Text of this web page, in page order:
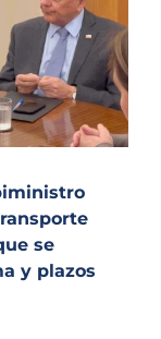
se
y plazos